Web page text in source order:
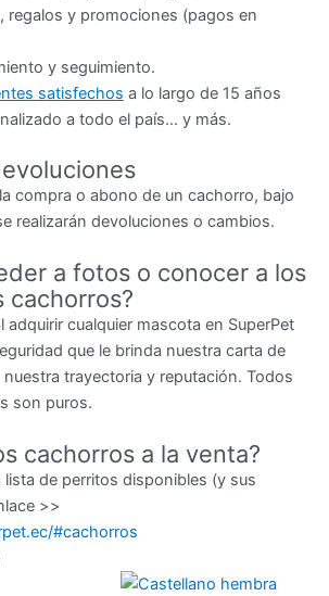
regalos y promociones (pagos en
y seguimiento.
satisfechos a lo largo de 15 años
a todo el país… y más.
compra o abono de un cachorro, bajo
realizarán devoluciones o cambios.
a fotos o conocer a los
cachorros?
adquirir cualquier mascota en SuperPet
que le brinda nuestra carta de
trayectoria y reputación. Todos
son puros.
cachorros a la venta?
lista de perritos disponibles (y sus
>>
#cachorros